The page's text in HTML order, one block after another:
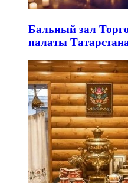
Бальный зал
палаты